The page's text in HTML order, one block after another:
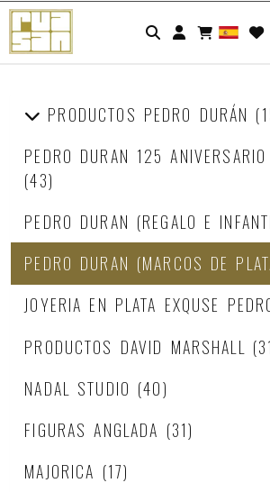
PRODUCTOS PEDRO DURÁN
PEDRO DURAN 125
(43)
PEDRO DURAN (REGALO E
PEDRO DURAN (MARCOS DE
JOYERIA EN PLATA EXQUSE
PRODUCTOS DAVID MARSHALL
NADAL STUDIO (40)
FIGURAS ANGLADA (31)
MAJORICA (17)